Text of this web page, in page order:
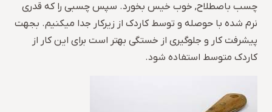
چسب باصطلاح, خوب خیس بخورد. سپس چسبی را که قدری
نرم شده با حوصله و توسط کاردک از زیرکار جدا میکنیم. بجهت
پیشرفت کار و جلوگیری از خستگی بهتر است برای این کار از
کاردک متوسط استفاده شود.